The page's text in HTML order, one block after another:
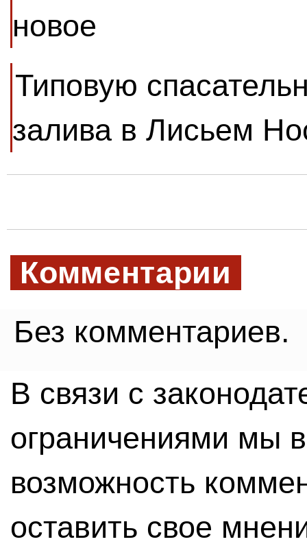
новое
Типовую
залива в Лисьем
Комментарии
Без комментариев.
В связи с
ограничениями мы
возможность
оставить свое